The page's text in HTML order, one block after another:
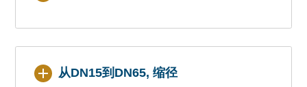
从DN15到DN65, 缩径